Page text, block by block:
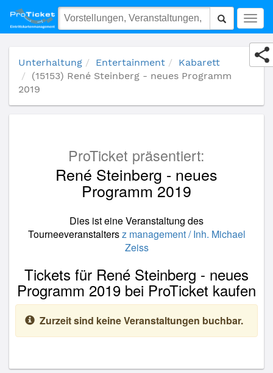
(15153) René Steinberg - neues Programm 2019
Unterhaltung Entertainment
Kabarett
(15153) René Steinberg - neues Programm
2019
ProTicket präsentiert:
René Steinberg - neues
Programm 2019
Dies ist eine Veranstaltung des
Tourneeveranstaltersz management / Inh. Michael
Zeiss
Tickets für René Steinberg - neues
Programm 2019 bei ProTicket kaufen
Zurzeit sind keine Veranstaltungen buchbar.